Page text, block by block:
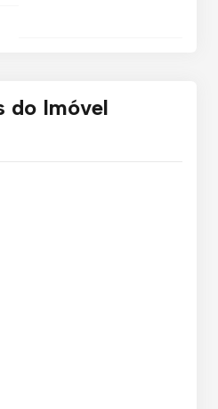
do Imóvel